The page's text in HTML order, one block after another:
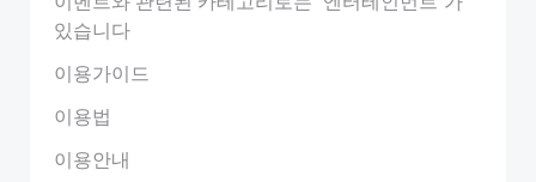
있습니다
이용가이드
이용법
이용안내